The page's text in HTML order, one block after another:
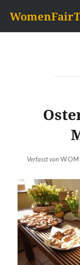
Inhalt
springen
Verfasst von